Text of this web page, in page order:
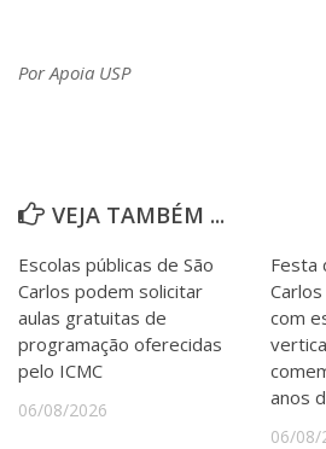
Por Apoia USP
VEJA TAMBÉM ...
Escolas públicas de São
Carlos podem solicitar
aulas gratuitas de
programação oferecidas
pelo ICMC
06/08/2026
Festa
com
anos
06/08/